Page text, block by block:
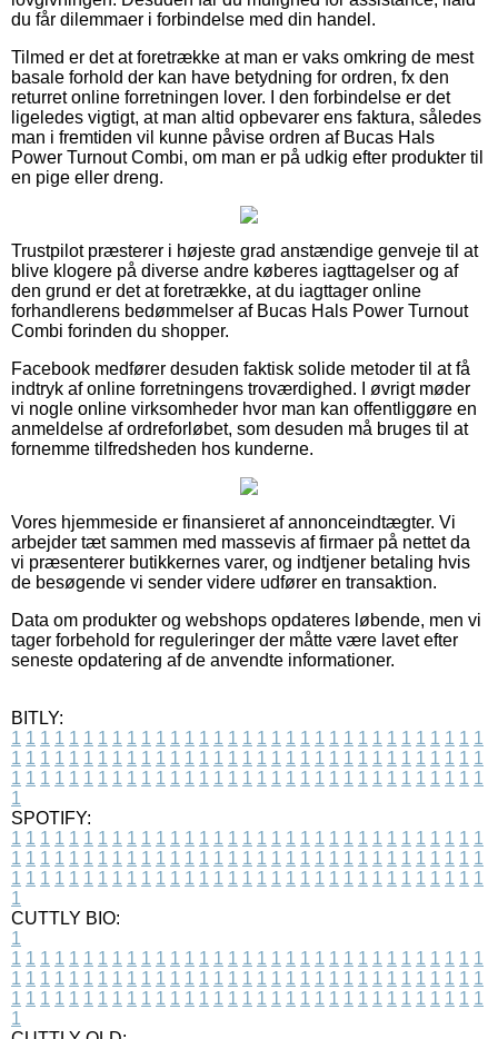
du får dilemmaer i forbindelse med din handel.
Tilmed er det at foretrække at man er vaks omkring de mest
basale forhold der kan have betydning for ordren, fx den
returret online forretningen lover. I den forbindelse er det
ligeledes vigtigt, at man altid opbevarer ens faktura, således
man i fremtiden vil kunne påvise ordren af Bucas Hals
Power Turnout Combi, om man er på udkig efter produkter til
en pige eller dreng.
Trustpilot præsterer i højeste grad anstændige genveje til at
blive klogere på diverse andre køberes iagttagelser og af
den grund er det at foretrække, at du iagttager online
forhandlerens bedømmelser af Bucas Hals Power Turnout
Combi forinden du shopper.
Facebook medfører desuden faktisk solide metoder til at få
indtryk af online forretningens troværdighed. I øvrigt møder
vi nogle online virksomheder hvor man kan offentliggøre en
anmeldelse af ordreforløbet, som desuden må bruges til at
fornemme tilfredsheden hos kunderne.
Vores hjemmeside er finansieret af annonceindtægter. Vi
arbejder tæt sammen med massevis af firmaer på nettet da
vi præsenterer butikkernes varer, og indtjener betaling hvis
de besøgende vi sender videre udfører en transaktion.
Data om produkter og webshops opdateres løbende, men vi
tager forbehold for reguleringer der måtte være lavet efter
seneste opdatering af de anvendte informationer.
BITLY:
1 1 1 1 1 1 1 1 1 1 1 1 1 1 1 1 1 1 1 1 1 1 1 1 1 1 1 1 1 1 1 1 1
1 1 1 1 1 1 1 1 1 1 1 1 1 1 1 1 1 1 1 1 1 1 1 1 1 1 1 1 1 1 1 1 1
1 1 1 1 1 1 1 1 1 1 1 1 1 1 1 1 1 1 1 1 1 1 1 1 1 1 1 1 1 1 1 1 1
1
SPOTIFY:
1 1 1 1 1 1 1 1 1 1 1 1 1 1 1 1 1 1 1 1 1 1 1 1 1 1 1 1 1 1 1 1 1
1 1 1 1 1 1 1 1 1 1 1 1 1 1 1 1 1 1 1 1 1 1 1 1 1 1 1 1 1 1 1 1 1
1 1 1 1 1 1 1 1 1 1 1 1 1 1 1 1 1 1 1 1 1 1 1 1 1 1 1 1 1 1 1 1 1
1
CUTTLY BIO:
1
1 1 1 1 1 1 1 1 1 1 1 1 1 1 1 1 1 1 1 1 1 1 1 1 1 1 1 1 1 1 1 1 1
1 1 1 1 1 1 1 1 1 1 1 1 1 1 1 1 1 1 1 1 1 1 1 1 1 1 1 1 1 1 1 1 1
1 1 1 1 1 1 1 1 1 1 1 1 1 1 1 1 1 1 1 1 1 1 1 1 1 1 1 1 1 1 1 1 1
1